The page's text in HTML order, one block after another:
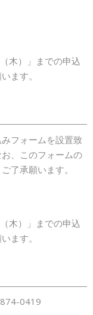
木）」までの申込
ます。
フォームを設置致
、このフォームの
了承願います。
木）」までの申込
ます。
0419